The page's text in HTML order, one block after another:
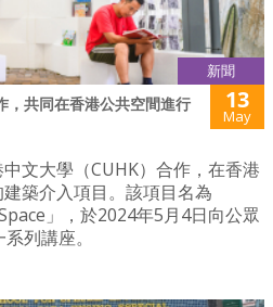
新聞
，共同在香港公共空間進行
13
May
文大學（CUHK）合作，在香港
築介入項目。該項目名為
」，於2024年5月4日向公眾
列講座。